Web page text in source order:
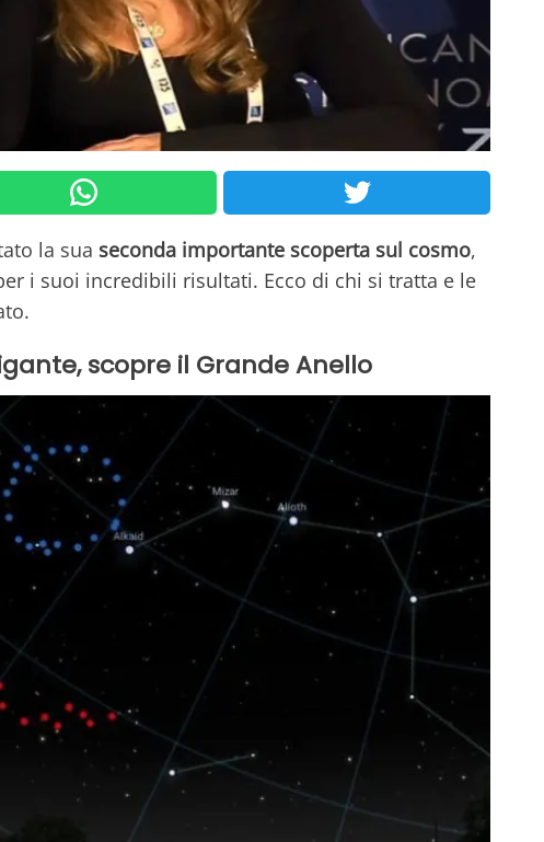
la sua seconda importante scoperta sul cosmo,
i suoi incredibili risultati. Ecco di chi si tratta e le
scopre il Grande Anello